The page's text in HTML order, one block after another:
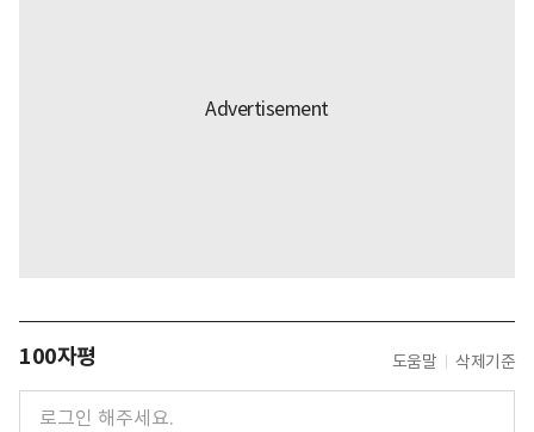
100자평 도움말 삭제기준